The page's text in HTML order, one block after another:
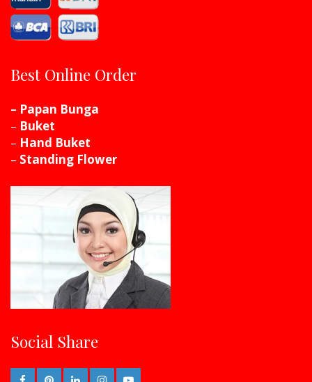
Best Online Order
– Papan Bunga
– Buket
– Hand Buket
– Standing Flower
Social Share